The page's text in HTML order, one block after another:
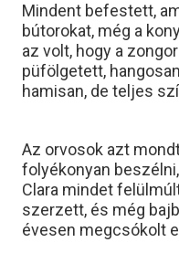
Mindent befestett,
bútorokat, még a
az volt, hogy a
püfölgetett,
hamisan, de teljes
Az orvosok azt
folyékonyan
Clara mindet
szerzett, és még
évesen megcsókolt